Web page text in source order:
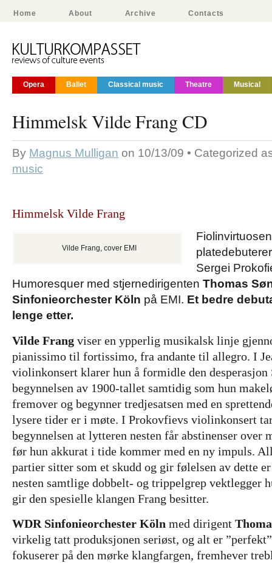
Home About Archive Contacts
Opera Ballet Classical music Theatre Musical
Himmelsk Vilde Frang CD
By Magnus Mulligan on 10/13/09 • Categorized
music
Himmelsk Vilde Frang
Vilde Frang, cover EMI
Sergei
Humoresquer med stjernedirigenten Thomas
Sinfonieorchester Köln på EMI. Et bedre
lenge etter.
Vilde Frang viser en ypperlig musikalsk linje
pianissimo til fortissimo, fra andante til allegro. I
violinkonsert klarer hun å formidle den desperasjon
begynnelsen av 1900-tallet samtidig som hun
fremover og begynner tredjesatsen med en
lysere tider er i møte. I Prokovfievs violinkonsert
begynnelsen at lytteren nesten får abstinenser over
før hun akkurat i tide kommer med en ny impuls.
partier sitter som et skudd og gir følelsen av dette
nesten samtlige dobbelt- og trippelgrep vektlegger
gir den spesielle klangen Frang besitter.
WDR Sinfonieorchester Köln med dirigent
virkelig tatt produksjonen seriøst, og alt er
fokuserer på den mørke klangfargen, fremhever